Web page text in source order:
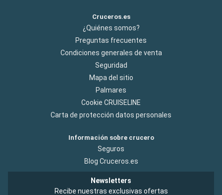
Cruceros.es
¿Quiénes somos?
Preguntas frecuentes
Condiciones generales de venta
Seguridad
Mapa del sitio
Palmares
Cookie CRUISELINE
Carta de protección datos personales
Información sobre crucero
Seguros
Blog Cruceros.es
Newsletters
Recibe nuestras exclusivas ofertas